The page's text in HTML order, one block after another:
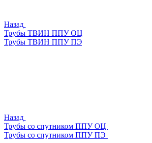
Назад
Трубы ТВИН ППУ ОЦ
Трубы ТВИН ППУ ПЭ
Назад
Трубы со спутником ППУ ОЦ
Трубы со спутником ППУ ПЭ